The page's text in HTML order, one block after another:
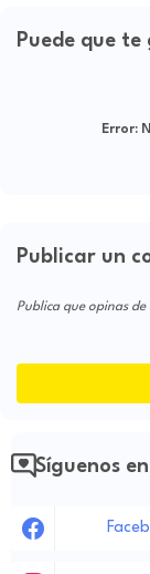
Puede que te
Error:
Publicar un
Publica que opinas
Síguenos